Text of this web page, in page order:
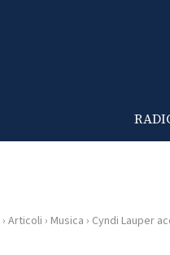
› Articoli › Musica › Cyndi Lauper